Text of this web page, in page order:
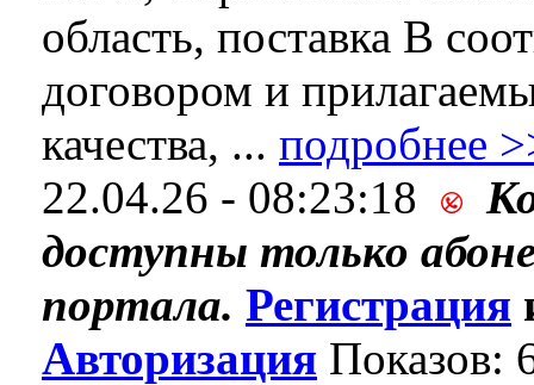
область, поставка В
договором и
качества, ... подробнее
22.04.26 - 08:23:18
доступны только
портала. Регистрация
Авторизация Показов: